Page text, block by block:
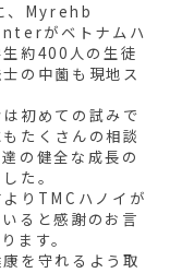
、Myrehb
がベトナムハ
約400人の生徒
の中薗も現地ス
初めての試みで
たくさんの相談
の健全な成長の
た。
りTMCハノイが
ると感謝のお言
ます。
を守れるよう取